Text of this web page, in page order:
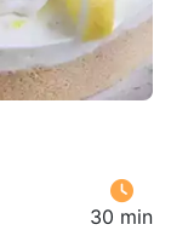
30 min